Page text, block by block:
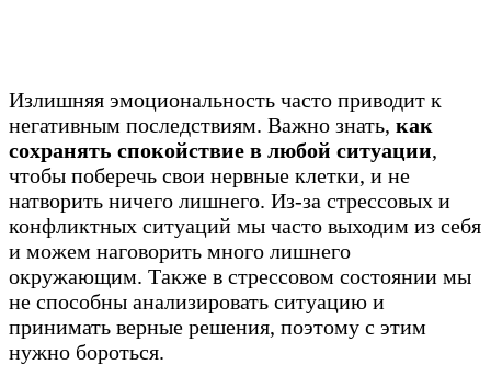
Излишняя эмоциональность часто приводит к
негативным последствиям. Важно знать, как
сохранять спокойствие в любой ситуации,
чтобы поберечь свои нервные клетки, и не
натворить ничего лишнего. Из-за стрессовых и
конфликтных ситуаций мы часто выходим из себя
и можем наговорить много лишнего
окружающим. Также в стрессовом состоянии мы
не способны анализировать ситуацию и
принимать верные решения, поэтому с этим
нужно бороться.